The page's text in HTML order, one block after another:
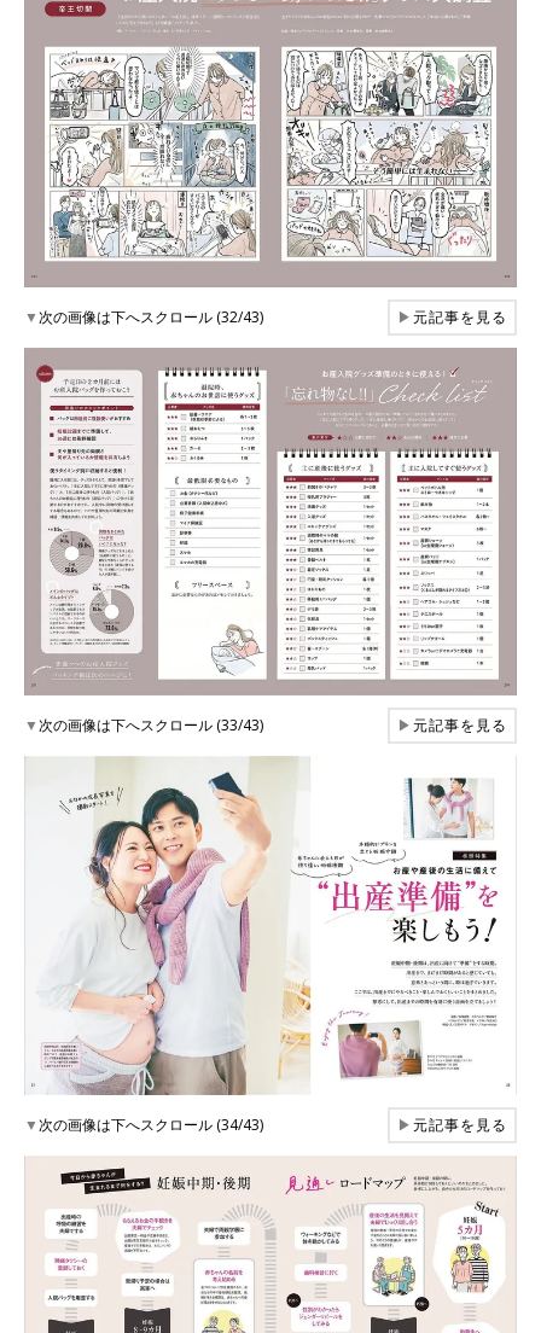
▼次の画像は下へスクロール (32/43) ▶元記事を見る
▼次の画像は下へスクロール (33/43) ▶元記事を見る
▼次の画像は下へスクロール (34/43) ▶元記事を見る